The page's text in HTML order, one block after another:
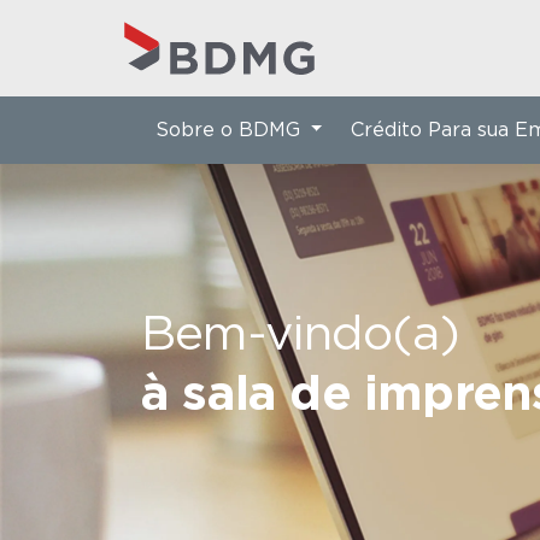
Bem-vindo(a)
à sala de
Sobre o BDMG Crédito Para sua